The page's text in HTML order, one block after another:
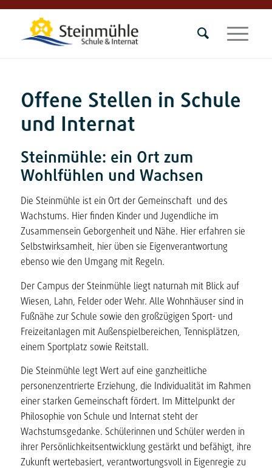
Offene Stellen in Schule
und Internat
Steinmühle: ein Ort zum
Wohlfühlen und Wachsen
Die Steinmühle ist ein Ort der Gemeinschaft und des
Wachstums. Hier finden Kinder und Jugendliche im
Zusammensein Geborgenheit und Nähe. Hier erfahren sie
Selbstwirksamheit, hier üben sie Eigenverantwortung
ebenso wie den Umgang mit Regeln.
Der Campus der Steinmühle liegt naturnah mit Blick auf
Wiesen, Lahn, Felder oder Wehr. Alle Wohnhäuser sind in
Fußnähe zur Schule sowie den großzügigen Sport- und
Freizeitanlagen mit Außenspielbereichen, Tennisplätzen,
einem Sportplatz sowie Reitstall.
Die Steinmühle legt Wert auf eine ganzheitliche
personenzentrierte Erziehung, die Individualität im Rahmen
einer starken Gemeinschaft fördert. Im Mittelpunkt der
Philosophie von Schule und Internat steht der
Wachstumsgedanke. Schülerinnen und Schüler werden in
ihrer Persönlichkeitsentwicklung gestärkt und befähigt, ihre
Zukunft wertebasiert, verantwortungsvoll in Eigenregie zu